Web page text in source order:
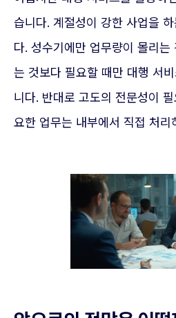
습니다. 계절성이 강한 사업을
다. 성수기에만 업무량이 몰리
는 것보다 필요할 때만 대행 서
니다. 반대로 고도의 전문성이
요한 업무는 내부에서 직접 처리